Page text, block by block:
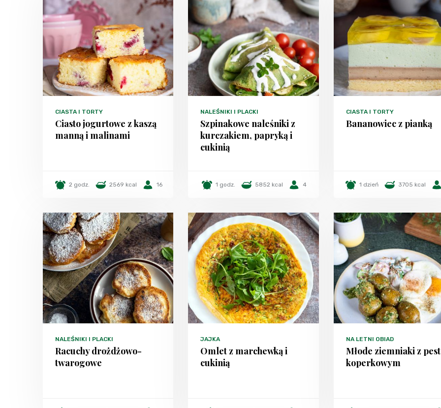
CIASTA I TORTY
Ciasto jogurtowe z kaszą
manną i malinami
2 godz. 2569 kcal 16
NALEŚNIKI I PLACKI
Szpinakowe naleśniki z
kurczakiem, papryką i
cukinią
1 godz. 5852 kcal 4
CIASTA I TORTY
Bananowiec z pianką
1 dzień 3705 kcal
NALEŚNIKI I PLACKI
Racuchy drożdżowo-
twarogowe
JAJKA
Omlet z marchewką i
cukinią
NA LETNI OBIAD
Młode ziemniaki z
koperkowym